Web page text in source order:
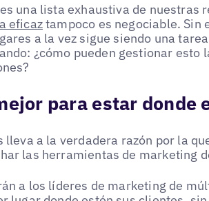
una lista exhaustiva de nuestras
eficaztampoco es negociable. Sin
a la vez sigue siendo una
¿cómo pueden gestionar esto
para estar donde
lleva a la verdadera razón por la
las herramientas de marketing
a los líderes de marketing de